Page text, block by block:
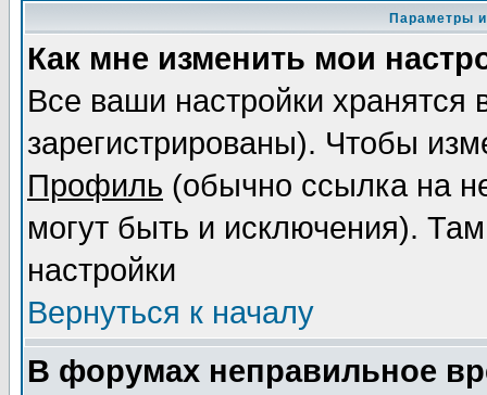
Параметры
Как мне изменить мои
Все ваши настройки
зарегистрированы). Чтобы
Профиль (обычно ссылка на
могут быть и исключения).
настройки
Вернуться к началу
В форумах неправильное